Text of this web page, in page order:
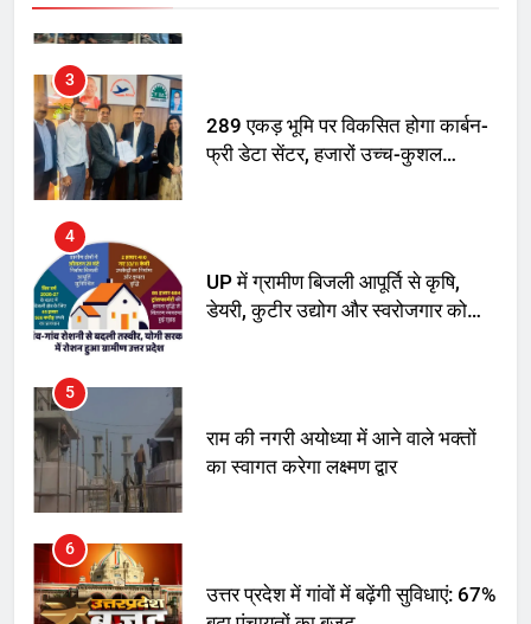
फ्री डेटा सेंटर, हजारों उच्च-कुशल
रोजगार सृजन की संभावना
डेयरी, कुटीर उद्योग और स्वरोजगार को
मिला बढ़ावा
का स्वागत करेगा लक्ष्मण द्वार
बढ़ा पंचायतों का बजट